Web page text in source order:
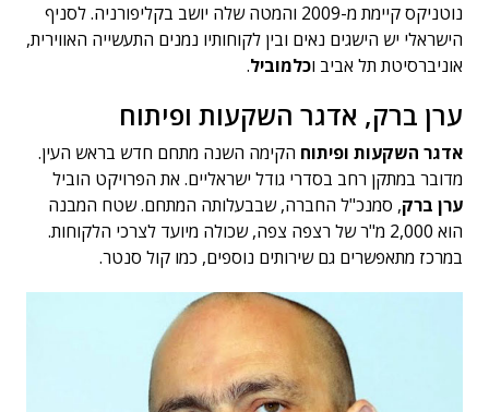
נוטניקס קיימת מ-2009 והמטה שלה יושב בקליפורניה. לסניף
הישראלי יש הישגים נאים ובין לקוחותיו נמנים התעשייה האווירית,
אוניברסיטת תל אביב וכלמוביל.
ערן ברק, אדגר השקעות ופיתוח
אדגר השקעות ופיתוח הקימה השנה מתחם חדש בראש העין.
מדובר במתקן רחב בסדרי גודל ישראליים. את הפרויקט הוביל
ערן ברק, סמנכ"ל החברה, שבבעלותה המתחם. שטח המבנה
הוא 2,000 מ"ר של רצפה צפה, שכולה מיועד לצרכי הלקוחות.
במרכז מתאפשרים גם שירותים נוספים, כמו קול סנטר.